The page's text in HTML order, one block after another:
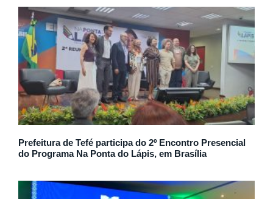
Prefeitura de Tefé participa do 2º Encontro Presencial
do Programa Na Ponta do Lápis, em Brasília